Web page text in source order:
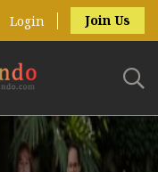
Login Join Us